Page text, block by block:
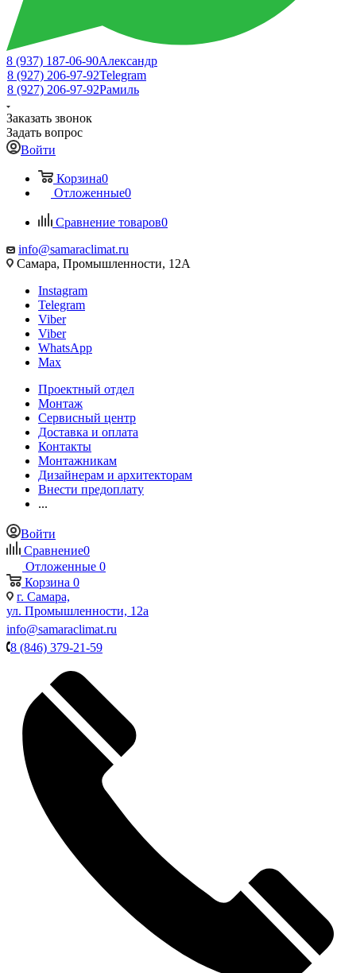
8 (937) 187-06-90Александр
8 (927) 206-97-92Telegram
8 (927) 206-97-92Рамиль
Заказать звонок
Задать вопрос
Войти
Корзина0
Отложенные0
Сравнение товаров0
info@samaraclimat.ru
Самара, Промышленности, 12А
Instagram
Telegram
Viber
Viber
WhatsApp
Max
Проектный отдел
Монтаж
Сервисный центр
Доставка и оплата
Контакты
Монтажникам
Дизайнерам и архитекторам
Внести предоплату
...
Войти
Сравнение0
Отложенные 0
Корзина 0
г. Самара,
ул. Промышленности, 12а
info@samaraclimat.ru
8 (846) 379-21-59